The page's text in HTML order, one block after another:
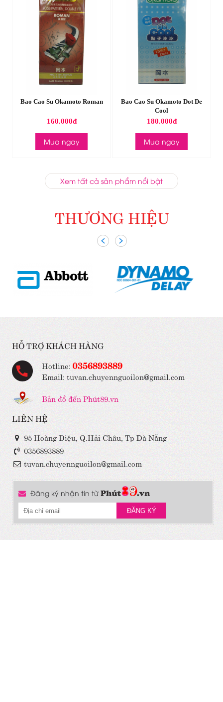
Bao Cao Su Okamoto Roman
160.000đ
Mua ngay
Bao Cao Su Okamoto Dot De
Cool
180.000đ
Mua ngay
Xem tất cả sản phẩm nổi bật
THƯƠNG HIỆU
HỖ TRỢ KHÁCH HÀNG
Hotline: 0356893889
Email: tuvan.chuyennguoilon@gmail.com
Bản đồ đến Phút89.vn
LIÊN HỆ
95 Hoàng Diệu, Q.Hải Châu, Tp Đà Nẵng
0356893889
tuvan.chuyennguoilon@gmail.com
Đăng ký nhận tin từ